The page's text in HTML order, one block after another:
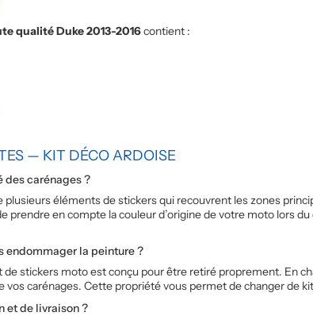
qualité Duke 2013-2016contient :
— KIT DÉCO ARDOISE
des carénages ?
plusieurs éléments de stickers qui recouvrent les zones
prendre en compte la couleur d’origine de votre moto lors
endommager la peinture ?
de stickers moto est conçu pour être retiré proprement. En
vos carénages. Cette propriété vous permet de changer de
et de livraison ?